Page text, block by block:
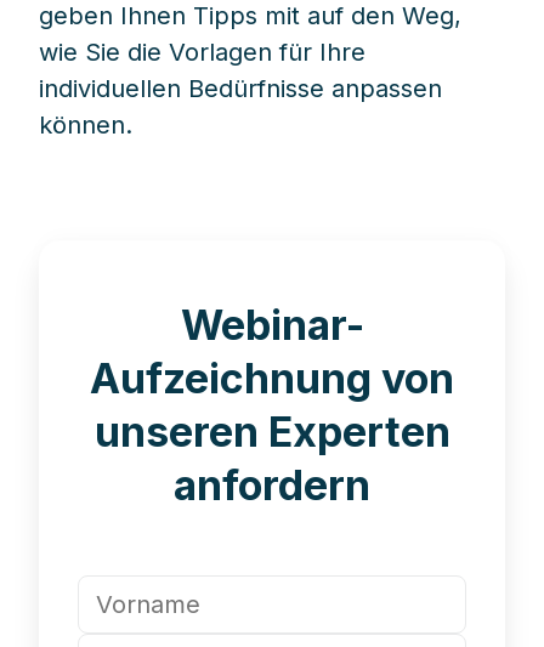
Webinar-
Aufzeichnung von
unseren Experten
anfordern
geben Ihnen Tipps mit auf den Weg,
wie Sie die Vorlagen für Ihre
individuellen Bedürfnisse anpassen
können.